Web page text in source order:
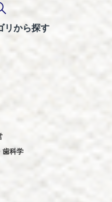
リから探す
歯科学